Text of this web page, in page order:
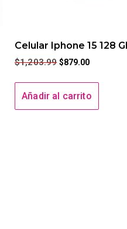
Celular Iphone 15 128
$1,203.99 $879.00
Añadir al carrito